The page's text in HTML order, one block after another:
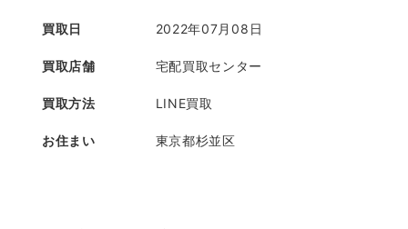
買取日 2022年07月08日
買取店舗 宅配買取センター
買取方法 LINE買取
お住まい 東京都杉並区